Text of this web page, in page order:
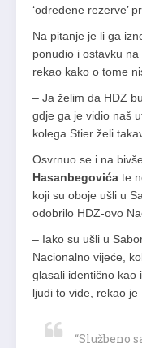
‘određene rezerve’
Na pitanje je li ga
ponudio i ostavku
rekao kako o tome
– Ja želim da HDZ
gdje ga je vidio naš
kolega Stier želi
Osvrnuo se i na
Hasanbegovića te
koji su oboje ušli u
odobrilo HDZ-ovo
– Iako su ušli u
Nacionalno vijeće,
glasali identično kao
ljudi to vide, rekao je
“Službeno